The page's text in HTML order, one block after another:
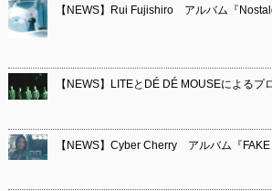
【NEWS】Rui Fujishiro アルバム『
【NEWS】LITEとDÉ DÉ MOUSEによる
【NEWS】Cyber Cherry アルバム『